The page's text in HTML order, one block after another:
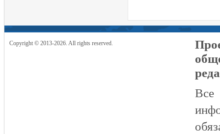
Copyright © 2013-2026. All rights reserved.